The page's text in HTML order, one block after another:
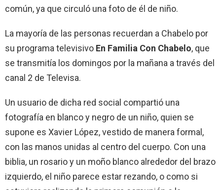
común, ya que circuló una foto de él de niño.
La mayoría de las personas recuerdan a Chabelo por
su programa televisivo En Familia Con Chabelo, que
se transmitía los domingos por la mañana a través del
canal 2 de Televisa.
Un usuario de dicha red social compartió una
fotografía en blanco y negro de un niño, quien se
supone es Xavier López, vestido de manera formal,
con las manos unidas al centro del cuerpo. Con una
biblia, un rosario y un moño blanco alrededor del brazo
izquierdo, el niño parece estar rezando, o como si